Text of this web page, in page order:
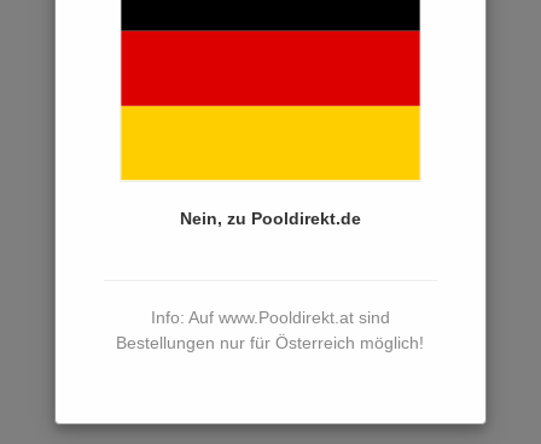
Nein, zu Pooldirekt.de
Info: Auf www.Pooldirekt.at sind
Bestellungen nur für Österreich möglich!
Widerrufsformular
Versand und